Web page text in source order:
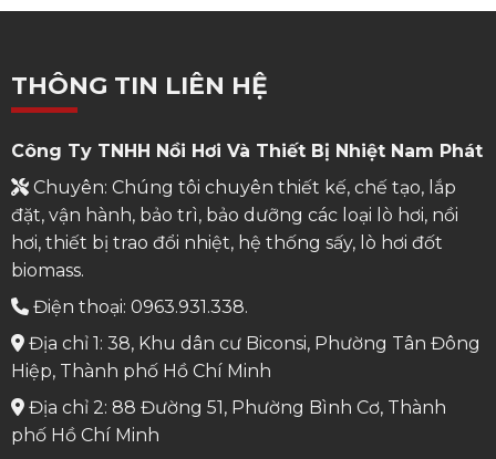
THÔNG TIN LIÊN HỆ
Công Ty TNHH Nồi Hơi Và Thiết Bị Nhiệt Nam Phát
Chuyên: Chúng tôi chuyên thiết kế, chế tạo, lắp
đặt, vận hành, bảo trì, bảo dưỡng các loại lò hơi, nồi
hơi, thiết bị trao đổi nhiệt, hệ thống sấy, lò hơi đốt
biomass.
Điện thoại: 0963.931.338.
Địa chỉ 1: 38, Khu dân cư Biconsi, Phường Tân Đông
Hiệp, Thành phố Hồ Chí Minh
Địa chỉ 2: 88 Đường 51, Phường Bình Cơ, Thành
phố Hồ Chí Minh